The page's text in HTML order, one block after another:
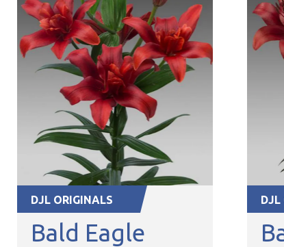
DJL ORIGINALS
Bald Eagle
DJL